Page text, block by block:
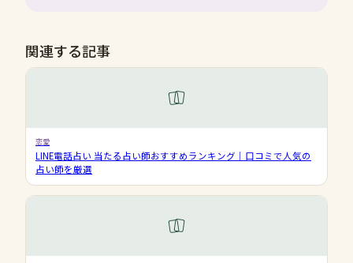
関連する記事
恋愛
LINE電話占い 当たる占い師おすすめランキング｜口コミで人気の
占い師を厳選